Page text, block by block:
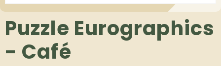
Puzzle Eurographics
- Café